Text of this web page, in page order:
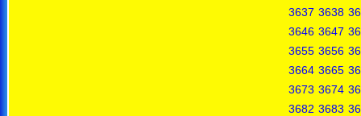
3637 3638
3646 3647
3655 3656
3664 3665
3673 3674
3682 3683